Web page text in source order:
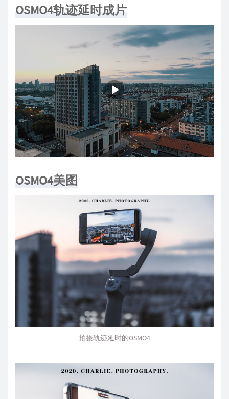
OSMO4轨迹延时成片
OSMO4美图
拍摄轨迹延时的OSMO4